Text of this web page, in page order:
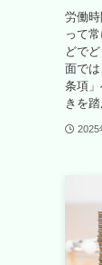
労働
って
どで
面で
条項
きを
2025